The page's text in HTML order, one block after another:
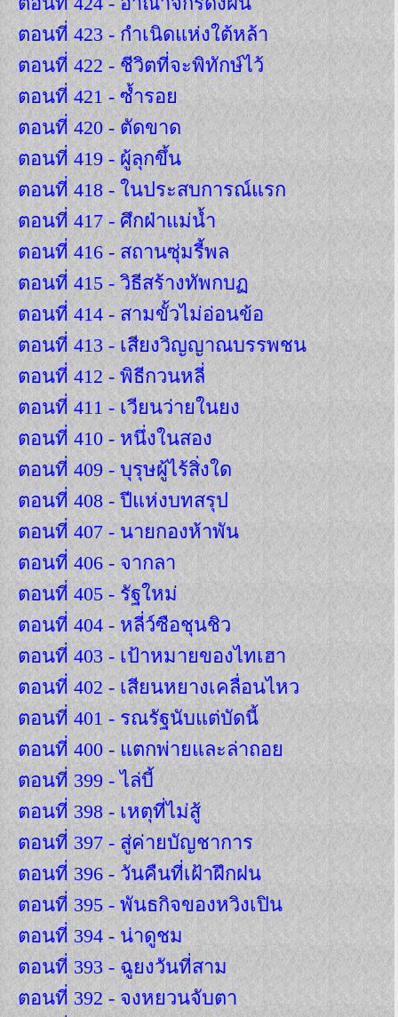
ตอนที่ 423 - กำเนิดแห่งใต้หล้า
ตอนที่ 422 - ชีวิตที่จะพิทักษ์ไว้
ตอนที่ 421 - ซ้ำรอย
ตอนที่ 420 - ตัดขาด
ตอนที่ 419 - ผู้ลุกขึ้น
ตอนที่ 418 - ในประสบการณ์แรก
ตอนที่ 417 - ศึกฝ่าแม่น้ำ
ตอนที่ 416 - สถานซุ่มรี้พล
ตอนที่ 415 - วิธีสร้างทัพกบฏ
ตอนที่ 414 - สามขั้วไม่อ่อนข้อ
ตอนที่ 413 - เสียงวิญญาณบรรพชน
ตอนที่ 412 - พิธีกวนหลี่
ตอนที่ 411 - เวียนว่ายในยง
ตอนที่ 410 - หนึ่งในสอง
ตอนที่ 409 - บุรุษผู้ไร้สิ่งใด
ตอนที่ 408 - ปีแห่งบทสรุป
ตอนที่ 407 - นายกองห้าพัน
ตอนที่ 406 - จากลา
ตอนที่ 405 - รัฐใหม่
ตอนที่ 404 - หลี่ว์ซือชุนชิว
ตอนที่ 403 - เป้าหมายของไทเฮา
ตอนที่ 402 - เสียนหยางเคลื่อนไหว
ตอนที่ 401 - รณรัฐนับแต่บัดนี้
ตอนที่ 400 - แตกพ่ายและล่าถอย
ตอนที่ 399 - ไล่บี้
ตอนที่ 398 - เหตุที่ไม่สู้
ตอนที่ 397 - สู่ค่ายบัญชาการ
ตอนที่ 396 - วันคืนที่เฝ้าฝึกฝน
ตอนที่ 395 - พันธกิจของหวิงเปิน
ตอนที่ 394 - น่าดูชม
ตอนที่ 393 - ฉูยงวันที่สาม
ตอนที่ 392 - จงหยวนจับตา